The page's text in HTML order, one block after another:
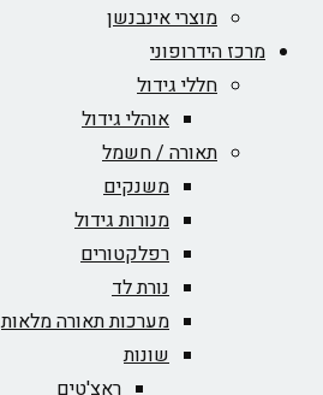
מוצרי אינבנשן
מרכז הידרופוני
חללי גידול
אוהלי גידול
תאורה / חשמל
משנקים
מנורות גידול
רפלקטורים
נורת לד
מערכות תאורה מלאות
שונות
ראצ'טים